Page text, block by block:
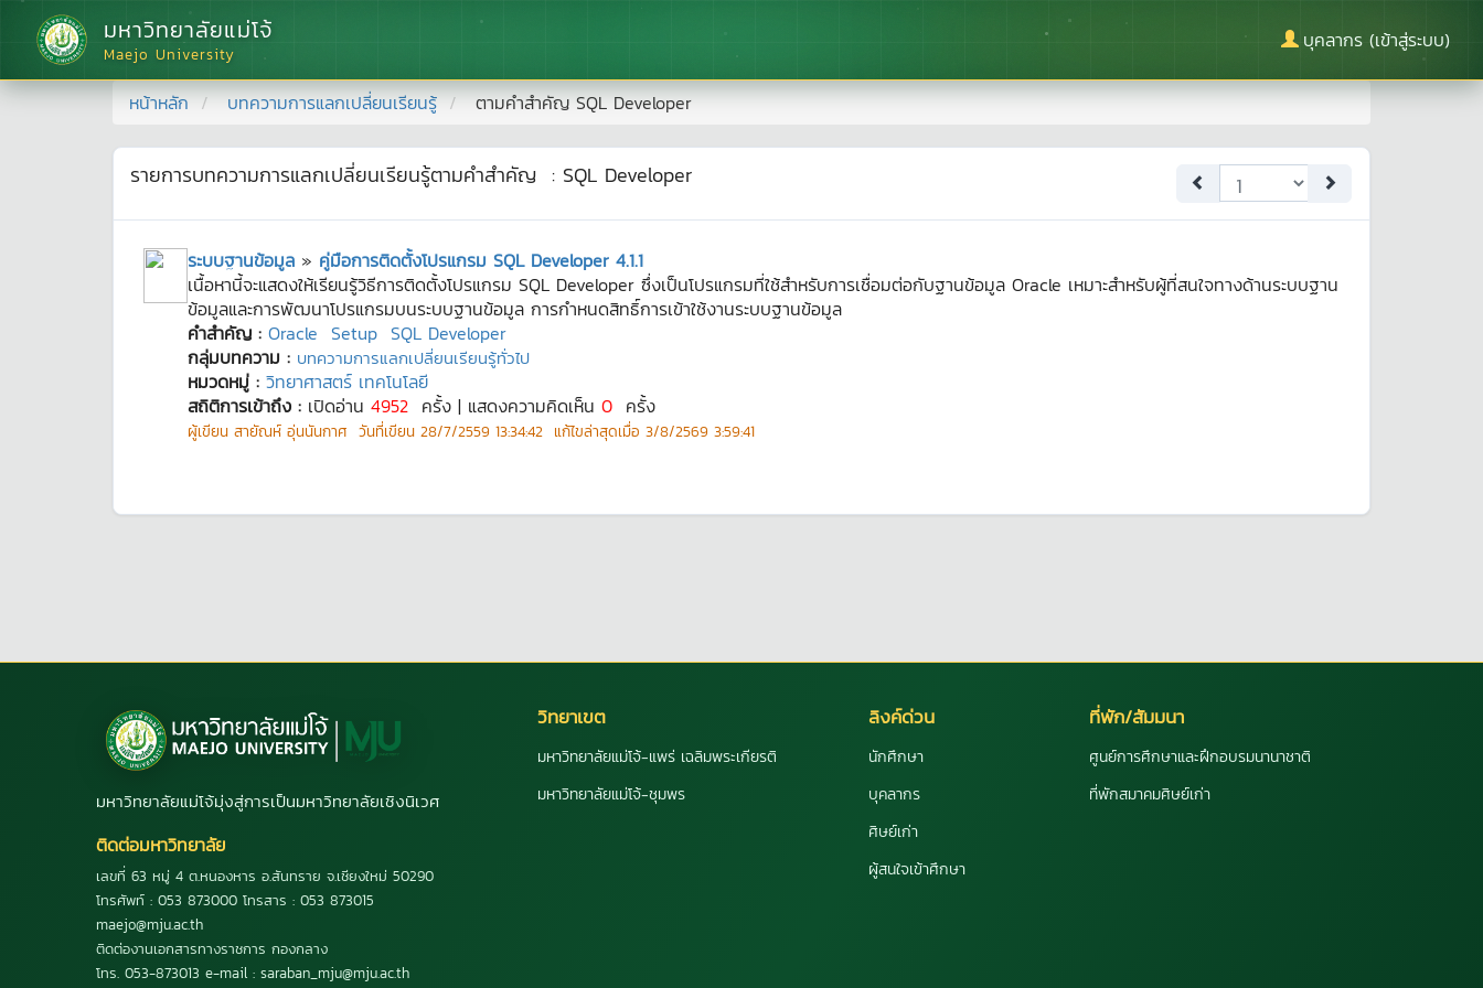
มหาวิทยาลัยแม่โจ้
Maejo University
บุคลากร (เข้าสู่ระบบ)
หน้าหลัก บทความการแลกเปลี่ยนเรียนรู้ ตามคำสำคัญ SQL Developer
รายการบทความการแลกเปลี่ยนเรียนรู้ตามคำสำคัญ : SQL Developer
ระบบฐานข้อมูล » คู่มือการติดตั้งโปรแกรม SQL Developer 4.1.1
เนื้อหานี้จะแสดงให้เรียนรู้วิธีการติดตั้งโปรแกรม SQL Developer ซึ่งเป็นโปรแกรมที่ใช้สำหรับการเชื่อมต่อกับฐานข้อมูล Oracle เหมาะสำหรับผู้ที่สนใจทางด้านระบบฐาน
ข้อมูลและการพัฒนาโปรแกรมบนระบบฐานข้อมูล การกำหนดสิทธิ์การเข้าใช้งานระบบฐานข้อมูล
คำสำคัญ : Oracle Setup SQL Developer
กลุ่มบทความ : บทความการแลกเปลี่ยนเรียนรู้ทั่วไป
หมวดหมู่ : วิทยาศาสตร์ เทคโนโลยี
สถิติการเข้าถึง : เปิดอ่าน 4952 ครั้ง | แสดงความคิดเห็น 0 ครั้ง
ผู้เขียน สายัณห์ อุ่นนันกาศ วันที่เขียน 28/7/2559 13:34:42 แก้ไขล่าสุดเมื่อ 3/8/2569 3:59:41
มหาวิทยาลัยแม่โจ้มุ่งสู่การเป็นมหาวิทยาลัยเชิงนิเวศ
ติดต่อมหาวิทยาลัย
เลขที่ 63 หมู่ 4 ต.หนองหาร อ.สันทราย จ.เชียงใหม่ 50290
โทรศัพท์ : 053 873000 โทรสาร : 053 873015
maejo@mju.ac.th
ติดต่องานเอกสารทางราชการ กองกลาง
โทร. 053-873013 e-mail : saraban_mju@mju.ac.th
วิทยาเขต
มหาวิทยาลัยแม่โจ้-แพร่ เฉลิมพระเกียรติ
มหาวิทยาลัยแม่โจ้-ชุมพร
ลิงค์ด่วน
นักศึกษา
บุคลากร
ศิษย์เก่า
ผู้สนใจเข้าศึกษา
ที่พัก/สัมมนา
ศูนย์การศึกษาและฝึกอบรมนานาชาติ
ที่พักสมาคมศิษย์เก่า